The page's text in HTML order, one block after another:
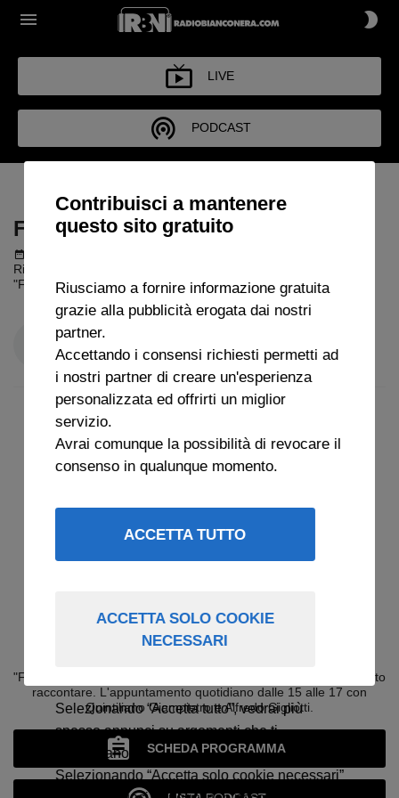
LIVE
PODCAST
FUORI DI JUVE
FUORI DI JUVE
Riccardo Gambelli (Scrittore e piccolo azionista Juve) ospite a
"Fuori di Juve"
FUORI DI JUVE
"Fuori di Juve". Il pianeta bianconero come non l'avete mai sentito
raccontare. L'appuntamento quotidiano dalle 15 alle 17 con
Quintiliano Giampietro e Alfredo Gigliotti.
SCHEDA PROGRAMMA
Contribuisci a mantenere
questo sito gratuito
Riusciamo a fornire informazione gratuita
grazie alla pubblicità erogata dai nostri
partner.
Accettando i consensi richiesti permetti ad
i nostri partner di creare un'esperienza
personalizzata ed offrirti un miglior
servizio.
Avrai comunque la possibilità di revocare il
consenso in qualunque momento.
ACCETTA TUTTO
ACCETTA SOLO COOKIE
NECESSARI
Selezionando “Accetta tutto”, vedrai più
spesso annunci su argomenti che ti
interessano.
Selezionando “Accetta solo cookie necessari”